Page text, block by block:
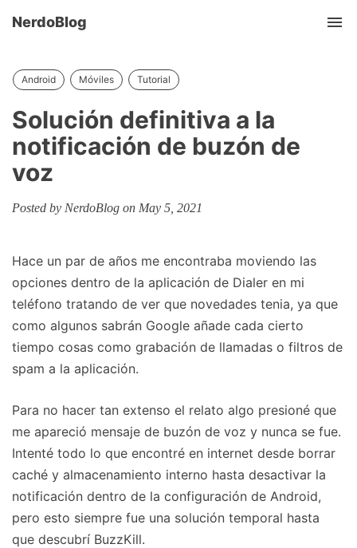
NerdoBlog
Android Móviles Tutorial
Solución definitiva a la
notificación de buzón de
voz
Posted by NerdoBlog on May 5, 2021
Hace un par de años me encontraba moviendo las
opciones dentro de la aplicación de Dialer en mi
teléfono tratando de ver que novedades tenia, ya que
como algunos sabrán Google añade cada cierto
tiempo cosas como grabación de llamadas o filtros de
spam a la aplicación.
Para no hacer tan extenso el relato algo presioné que
me apareció mensaje de buzón de voz y nunca se fue.
Intenté todo lo que encontré en internet desde borrar
caché y almacenamiento interno hasta desactivar la
notificación dentro de la configuración de Android,
pero esto siempre fue una solución temporal hasta
que descubrí BuzzKill.